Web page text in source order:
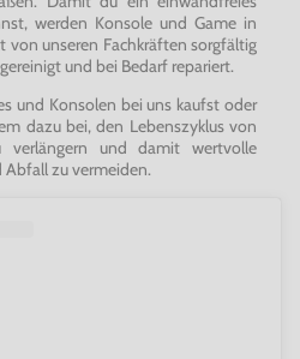
werden Konsole und Game in
von unseren Fachkräften sorgfältig
und bei Bedarf repariert.
und Konsolen bei uns kaufst oder
dazu bei, den Lebenszyklus von
verlängern und damit wertvolle
Abfall zu vermeiden.